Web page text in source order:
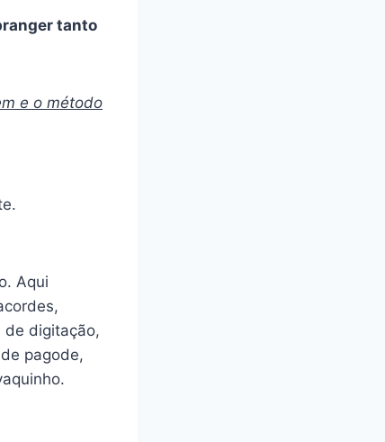
tanto
e o método
Aqui
de digitação,
pagode,